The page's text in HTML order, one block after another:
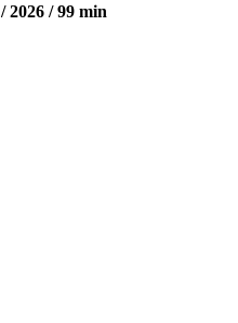
2026 / 99 min